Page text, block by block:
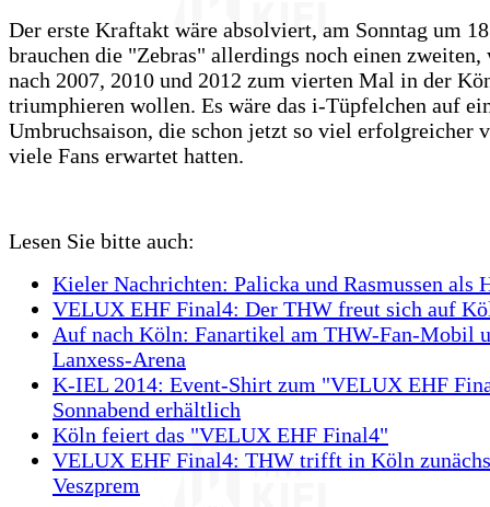
Der erste Kraftakt wäre absolviert, am Sonntag um
brauchen die "Zebras" allerdings noch einen zweiten,
nach 2007, 2010 und 2012 zum vierten Mal in der
triumphieren wollen. Es wäre das i-Tüpfelchen auf
Umbruchsaison, die schon jetzt so viel erfolgreicher
viele Fans erwartet hatten.
Lesen Sie bitte auch:
Kieler Nachrichten: Palicka und Rasmussen als
VELUX EHF Final4: Der THW freut sich auf
Auf nach Köln: Fanartikel am THW-Fan-Mobil
Lanxess-Arena
K-IEL 2014: Event-Shirt zum "VELUX EHF
Sonnabend erhältlich
Köln feiert das "VELUX EHF Final4"
VELUX EHF Final4: THW trifft in Köln
Veszprem